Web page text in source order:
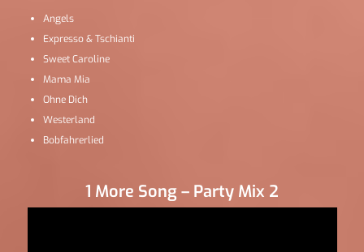
Angels
Expresso & Tschianti
Sweet Caroline
Mama Mia
Ohne Dich
Westerland
Bobfahrerlied
1 More Song – Party Mix 2